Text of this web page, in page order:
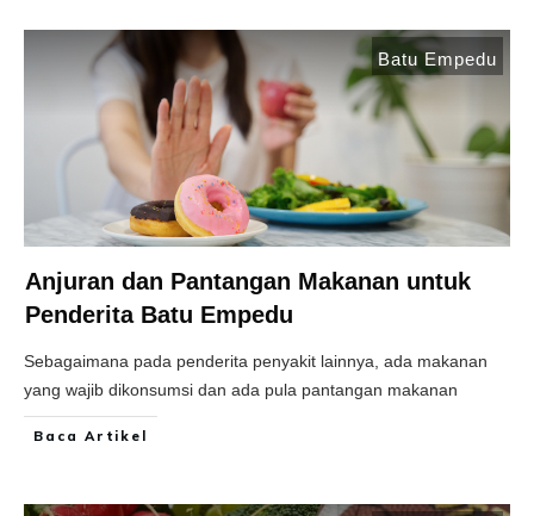
Batu Empedu
Anjuran dan Pantangan Makanan untuk
Penderita Batu Empedu
Sebagaimana pada penderita penyakit lainnya, ada makanan
yang wajib dikonsumsi dan ada pula pantangan makanan
Baca Artikel